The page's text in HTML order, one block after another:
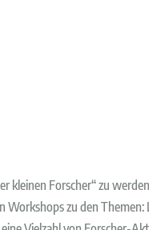
Forscher“ zu
Workshops zu den Themen: